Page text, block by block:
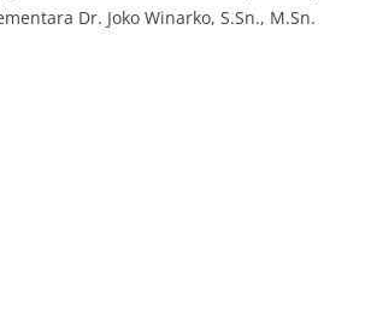
Dr. Joko Winarko, S.Sn., M.Sn.